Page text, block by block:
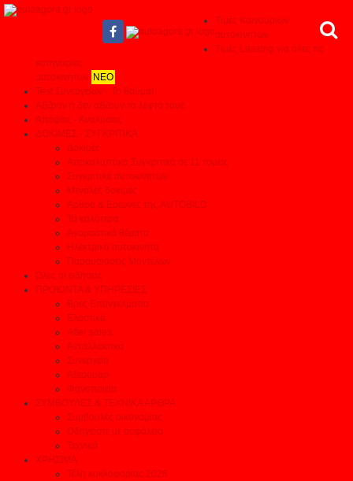
Τιμές Καινούριων
αυτοκινήτων
Τιμές Leasing για όλες τις
κατηγορίες
αυτοκινήτων ΝΕΟ
Test Συνεργείων - Το θαύμα!
Αξίζουν ή δεν αξίζουν τα λεφτά τους
Απόψεις - Αναλύσεις
ΔΟΚΙΜΕΣ - ΣΥΓΚΡΙΤΙΚΑ
Δοκιμές
Αποκαλυπτικά Συγκριτικά σε 11 τομείς
Συγκριτικά αυτοκινήτων
Μεγάλες δοκιμές
Αρθρα & Ερευνες της AUTOBILD
Τα καλύτερα
Αγοραστικά θέματα
Ηλεκτρικά αυτοκίνητα
Παρουσιάσεις Μοντέλων
Όλες οι ειδήσεις
ΠΡΟΙΟΝΤΑ & ΥΠΗΡΕΣΙΕΣ
Βρες Επαγγελματία
Ελαστικά
After sales
Ανταλλακτικά
Συνεργεία
Αξεσουάρ
Φανοποιεία
ΣΥΜΒΟΥΛΕΣ & ΤΕΧΝΙΚΑ ΑΡΘΡΑ
Συμβουλές οικονομίας
Οδηγείστε με ασφάλεια
Τεχνικά
ΧΡΗΣΙΜΑ
Τέλη κυκλοφορίας 2026